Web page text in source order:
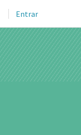
Entrar